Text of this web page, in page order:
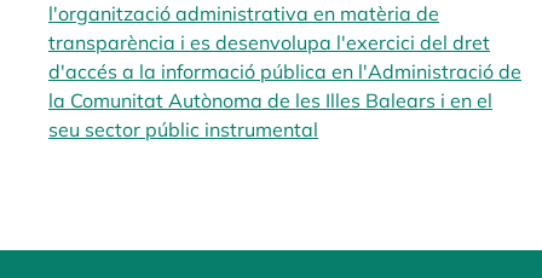
l'organització administrativa en matèria de
transparència i es desenvolupa l'exercici del dret
d'accés a la informació pública en l'Administració de
la Comunitat Autònoma de les Illes Balears i en el
seu sector públic instrumental